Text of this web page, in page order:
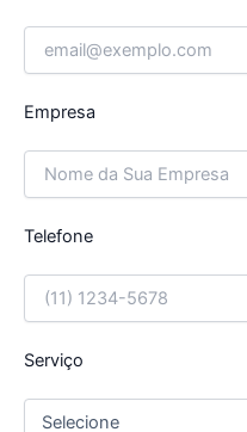
Empresa
Telefone
Serviço